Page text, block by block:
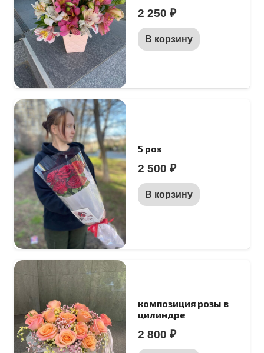
2 250 ₽
В корзину
5 роз
2 500 ₽
В корзину
композиция розы в
цилиндре
2 800 ₽